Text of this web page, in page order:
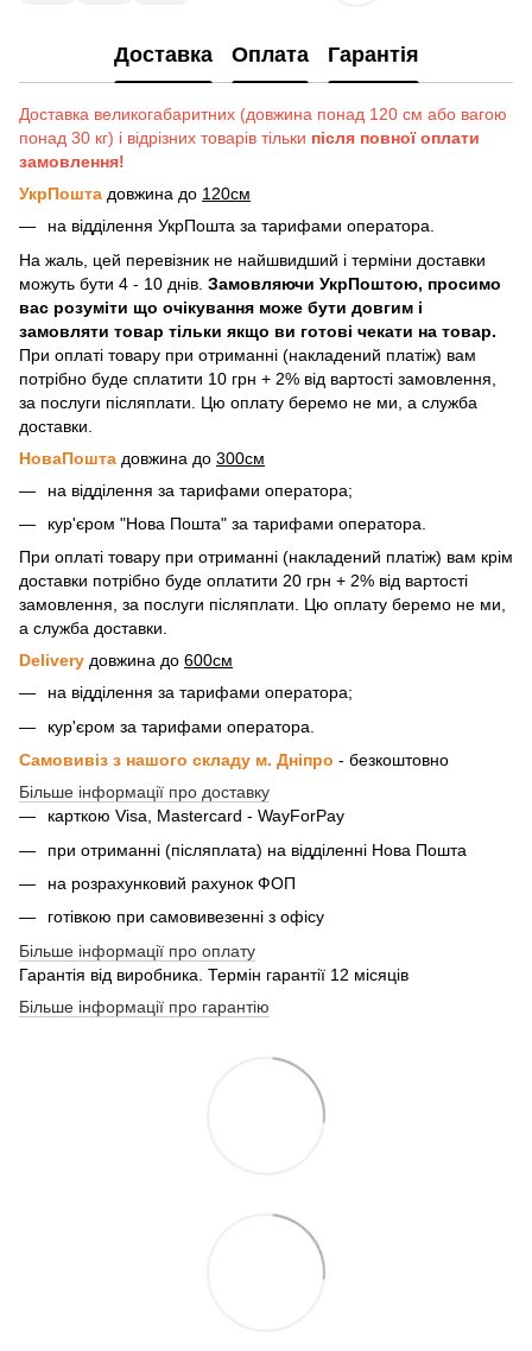
Доставка Оплата Гарантія
Доставка великогабаритних (довжина понад 120 см або вагою
понад 30 кг) і відрізних товарів тільки після повної оплати
замовлення!
УкрПошта довжина до 120см
на відділення УкрПошта за тарифами оператора.
На жаль, цей перевізник не найшвидший і терміни доставки
можуть бути 4 - 10 днів. Замовляючи УкрПоштою, просимо
вас розуміти що очікування може бути довгим і
замовляти товар тільки якщо ви готові чекати на товар.
При оплаті товару при отриманні (накладений платіж) вам
потрібно буде сплатити 10 грн + 2% від вартості замовлення,
за послуги післяплати. Цю оплату беремо не ми, а служба
доставки.
НоваПошта довжина до 300см
на відділення за тарифами оператора;
кур'єром "Нова Пошта" за тарифами оператора.
При оплаті товару при отриманні (накладений платіж) вам крім
доставки потрібно буде оплатити 20 грн + 2% від вартості
замовлення, за послуги післяплати. Цю оплату беремо не ми,
а служба доставки.
Delivery довжина до 600см
на відділення за тарифами оператора;
кур'єром за тарифами оператора.
Самовивіз з нашого складу м. Дніпро - безкоштовно
Більше інформації про доставку
карткою Visa, Mastercard - WayForPay
при отриманні (післяплата) на відділенні Нова Пошта
на розрахунковий рахунок ФОП
готівкою при самовивезенні з офісу
Більше інформації про оплату
Гарантія від виробника. Термін гарантії 12 місяців
Більше інформації про гарантію